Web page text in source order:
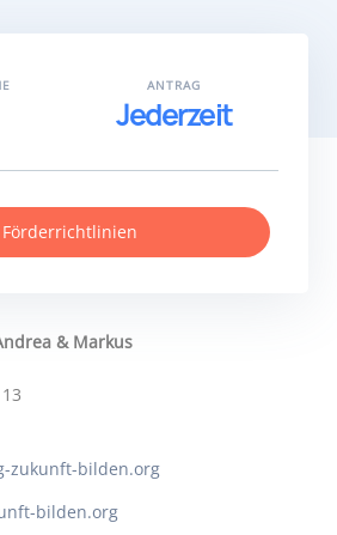
& Markus
zukunft-bilden.org
bilden.org
ANTRAG
Jederzeit
Förderrichtlinien